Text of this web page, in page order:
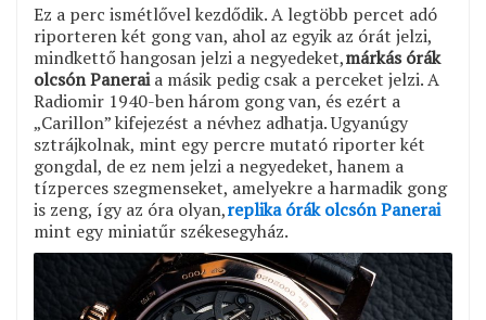
Ez a perc ismétlővel kezdődik. A legtöbb percet adó
riporteren két gong van, ahol az egyik az órát jelzi,
mindkettő hangosan jelzi a negyedeket,márkás órák
olcsón Paneraia másik pedig csak a perceket jelzi. A
Radiomir 1940-ben három gong van, és ezért a
„Carillon” kifejezést a névhez adhatja. Ugyanúgy
sztrájkolnak, mint egy percre mutató riporter két
gongdal, de ez nem jelzi a negyedeket, hanem a
tízperces szegmenseket, amelyekre a harmadik gong
is zeng, így az óra olyan,replika órák olcsón Panerai
mint egy miniatűr székesegyház.